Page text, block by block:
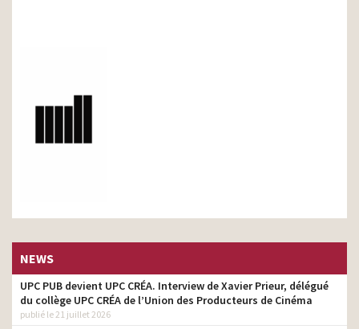
NEWS
UPC PUB devient UPC CRÉA. Interview de Xavier Prieur, délégué
du collège UPC CRÉA de l’Union des Producteurs de Cinéma
publié le 21 juillet 2026